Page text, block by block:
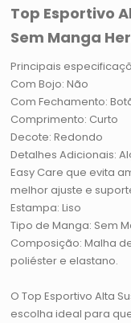
Top Esportivo
Sem Manga
Principais
Com Bojo: Não
Com Fechamento:
Comprimento: Curto
Decote: Redondo
Detalhes Adicionais:
Easy Care que evita
melhor ajuste e
Estampa: Liso
Tipo de Manga: Sem
Composição: Malha
poliéster e elastano.
O Top Esportivo Alta
escolha ideal para